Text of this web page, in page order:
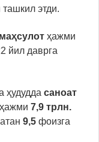
этди.
ҳажми
йил даврга
ҳудудда саноат
ҳажми 7,9 трлн.
9,5 фоизга